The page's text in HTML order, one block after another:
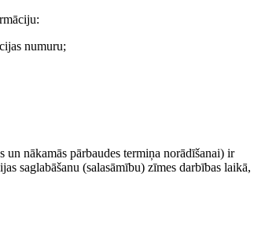
numuru;
nākamās pārbaudes termiņa norādīšanai) ir
sa­glabāšanu (salasāmību) zīmes darbības laikā,